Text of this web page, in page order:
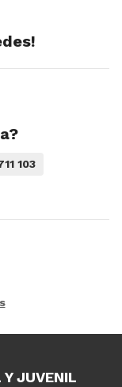
103
JUVENIL